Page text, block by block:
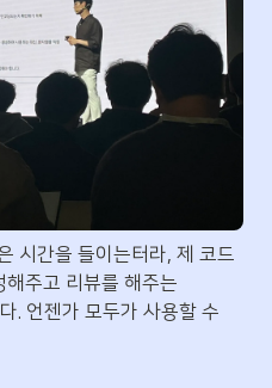
시간을 들이는터라, 제 코드
해주고 리뷰를 해주는
. 언젠가 모두가 사용할 수